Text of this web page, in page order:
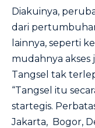
Diakuinya,
dari
lainnya, seperti
mudahnya akses
Tangsel tak
“Tangsel itu
startegis.
Jakarta, Bogor,